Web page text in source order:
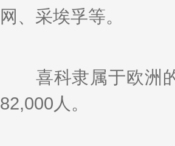
网、采埃孚等。
喜科隶属于欧洲的
82,000人。